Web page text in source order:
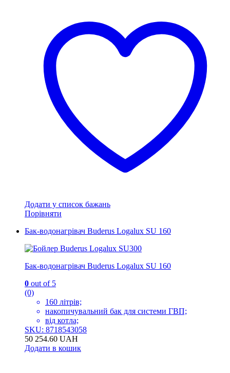
варіантів.
Параметри
можна
вибрати
сторінці
товару
Додати у список бажань
Порівняти
Бак-водонагрівач Buderus Logalux SU 160
Бак-водонагрівач Buderus Logalux SU 160
0 out of 5
(0)
160 літрів;
накопичувальний бак для системи ГВП;
від котла;
SKU: 8718543058
50 254.60 UAH
Додати в кошик